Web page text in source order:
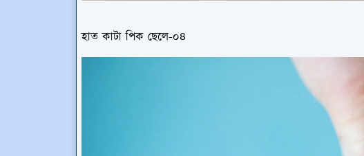
হাত কাটা পিক ছেলে-০৪